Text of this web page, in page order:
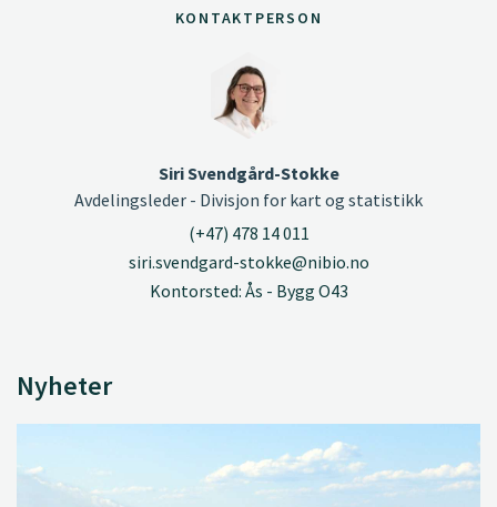
KONTAKTPERSON
Siri Svendgård-Stokke
Avdelingsleder - Divisjon for kart og statistikk
(+47) 478 14 011
siri.svendgard-stokke@nibio.no
Kontorsted: Ås - Bygg O43
Nyheter